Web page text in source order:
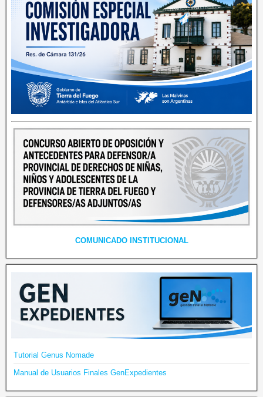
COMUNICADO INSTITUCIONAL
Tutorial Genus Nomade
Manual de Usuarios Finales GenExpedientes